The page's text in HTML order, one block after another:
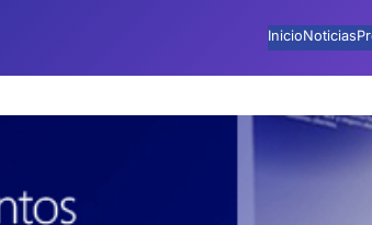
InicioNoticias